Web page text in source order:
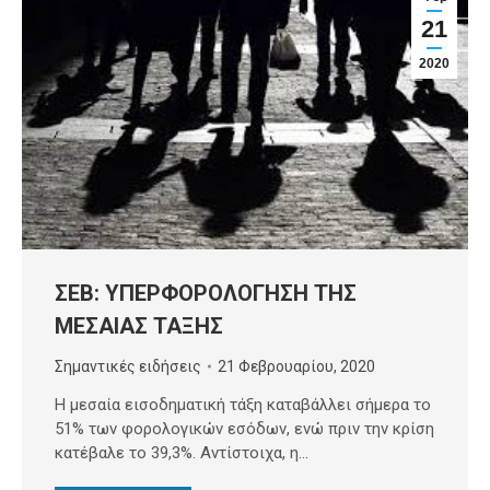
21
2020
ΣΕΒ: ΥΠΕΡΦΟΡΟΛΟΓΗΣΗ ΤΗΣ
ΜΕΣΑΙΑΣ ΤΑΞΗΣ
Σημαντικές ειδήσεις 21 Φεβρουαρίου, 2020
Η μεσαία εισοδηματική τάξη καταβάλλει σήμερα το
51% των φορολογικών εσόδων, ενώ πριν την κρίση
κατέβαλε το 39,3%. Αντίστοιχα, η…